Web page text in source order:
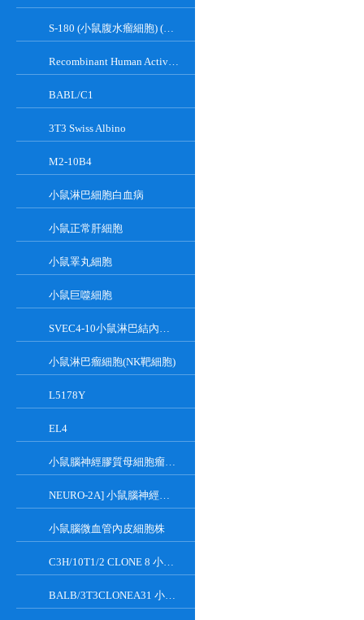
S-180 (小鼠腹水瘤細胞) (種屬鑒定正確)
Recombinant Human Active Focal Adhesion Kinase
BABL/C1
3T3 Swiss Albino
M2-10B4
小鼠淋巴細胞白血病
小鼠正常肝細胞
小鼠睪丸細胞
小鼠巨噬細胞
SVEC4-10小鼠淋巴結內皮細胞
小鼠淋巴瘤細胞(NK靶細胞)
L5178Y
EL4
小鼠腦神經膠質母細胞瘤瘤株
NEURO-2A] 小鼠腦神經瘤細胞
小鼠腦微血管內皮細胞株
C3H/10T1/2 CLONE 8 小鼠胚胎成纖維細胞系
BALB/3T3CLONEA31 小鼠胚胎成纖維細胞